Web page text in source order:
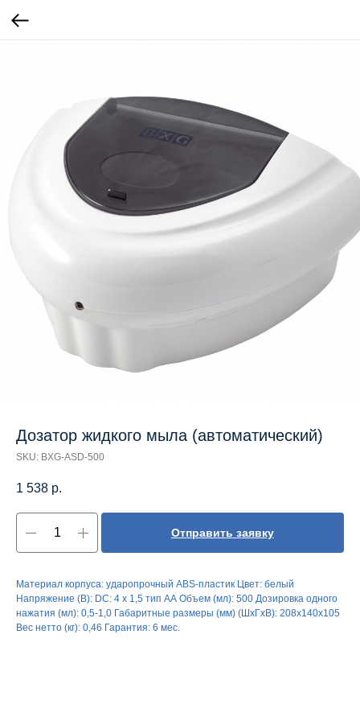
Дозатор жидкого мыла (автоматический)
SKU: BXG-ASD-500
1 538 р.
Отправить заявку
Материал корпуса: ударопрочный ABS-пластик Цвет: белый
Напряжение (В): DC: 4 х 1,5 тип АА Объем (мл): 500 Дозировка одного
нажатия (мл): 0,5-1,0 Габаритные размеры (мм) (ШхГхВ): 208х140х105
Вес нетто (кг): 0,46 Гарантия: 6 мес.